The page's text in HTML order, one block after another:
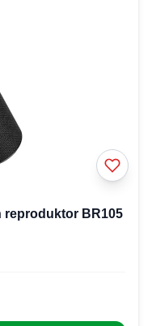
reproduktor BR105